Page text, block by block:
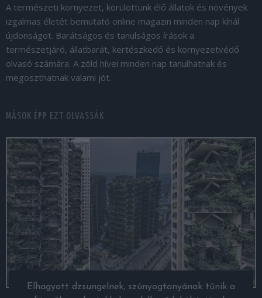
A természeti környezet, körülöttünk élő állatok és növények
izgalmas életét bemutató online magazin minden nap kínál
újdonságot. Barátságos és tanulságos írások a
természetjáró, állatbarát, kertészkedő és környezetvédő
olvasó számára. A zöld hívei minden nap tanulhatnak és
megoszthatnak valami jót.
MÁSOK ÉPP EZT OLVASSÁK
Elhagyott dzsungelnek, szúnyogtanyának tűnik a